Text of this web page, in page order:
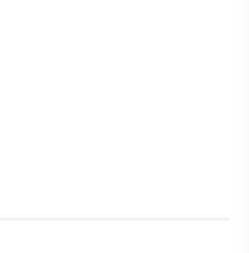
untersagt
illegaler
Menschenrechten,